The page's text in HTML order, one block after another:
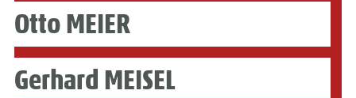
Otto MEIER
Gerhard MEISEL